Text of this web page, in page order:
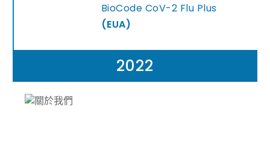
BioCode CoV-2 Flu Plus
(EUA)
2022